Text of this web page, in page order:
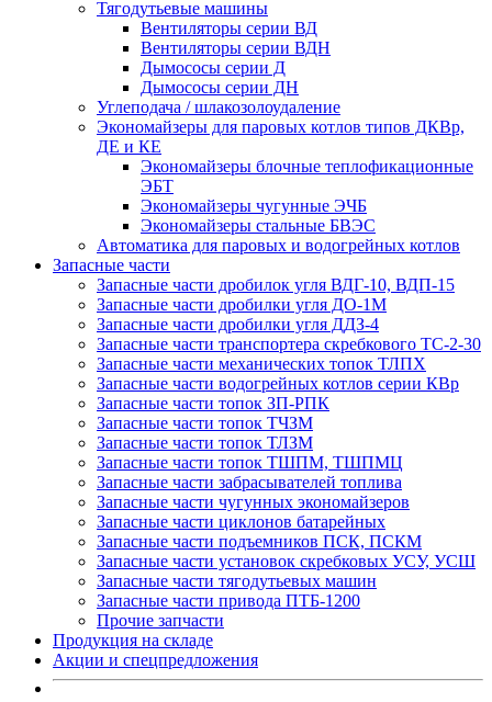
Тягодутьевые машины
Вентиляторы серии ВД
Вентиляторы серии ВДН
Дымососы серии Д
Дымососы серии ДН
Углеподача / шлакозолоудаление
Экономайзеры для паровых котлов типов ДКВр,
ДЕ и КЕ
Экономайзеры блочные теплофикационные
ЭБТ
Экономайзеры чугунные ЭЧБ
Экономайзеры стальные БВЭС
Автоматика для паровых и водогрейных котлов
Запасные части
Запасные части дробилок угля ВДГ-10, ВДП-15
Запасные части дробилки угля ДО-1М
Запасные части дробилки угля ДДЗ-4
Запасные части транспортера скребкового ТС-2-30
Запасные части механических топок ТЛПХ
Запасные части водогрейных котлов серии КВр
Запасные части топок ЗП-РПК
Запасные части топок ТЧЗМ
Запасные части топок ТЛЗМ
Запасные части топок ТШПМ, ТШПМЦ
Запасные части забрасывателей топлива
Запасные части чугунных экономайзеров
Запасные части циклонов батарейных
Запасные части подъемников ПСК, ПСКМ
Запасные части установок скребковых УСУ, УСШ
Запасные части тягодутьевых машин
Запасные части привода ПТБ-1200
Прочие запчасти
Продукция на складе
Акции и спецпредложения